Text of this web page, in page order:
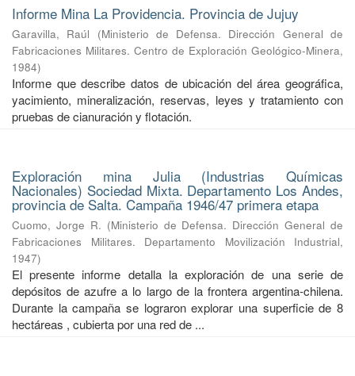
Informe Mina La Providencia. Provincia de Jujuy
Garavilla, Raúl (Ministerio de Defensa. Dirección General de
Fabricaciones Militares. Centro de Exploración Geológico-Minera,
1984)
Informe que describe datos de ubicación del área geográfica,
yacimiento, mineralización, reservas, leyes y tratamiento con
pruebas de cianuración y flotación.
Exploración mina Julia (Industrias Químicas
Nacionales) Sociedad Mixta. Departamento Los Andes,
provincia de Salta. Campaña 1946/47 primera etapa
Cuomo, Jorge R. (Ministerio de Defensa. Dirección General de
Fabricaciones Militares. Departamento Movilización Industrial,
1947)
El presente informe detalla la exploración de una serie de
depósitos de azufre a lo largo de la frontera argentina-chilena.
Durante la campaña se lograron explorar una superficie de 8
hectáreas , cubierta por una red de ...